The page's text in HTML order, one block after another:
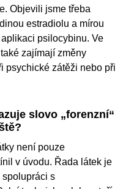
Objevili jsme třeba
estradiolu a mírou
psilocybinu. Ve
zajímají změny
psychické zátěži nebo při
slovo „forenzní“
není pouze
v úvodu. Řada látek je
spolupráci s